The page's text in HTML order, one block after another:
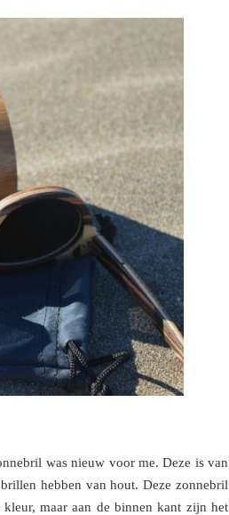
was nieuw voor me. Deze is van
hebben van hout. Deze zonnebril
maar aan de binnen kant zijn het